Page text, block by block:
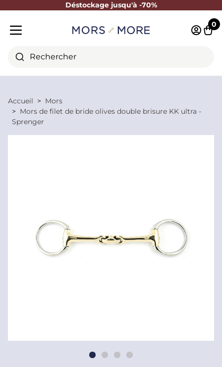
Déstockage jusqu'à -70%
Fermer
Rechercher
0
Accueil
Mors
Mors de filet de bride olives double brisure KK ultra -
Sprenger